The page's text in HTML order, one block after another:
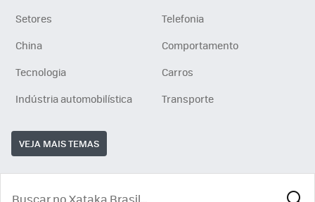
Setores
Telefonia
China
Comportamento
Tecnologia
Carros
Indústria automobilística
Transporte
VEJA MAIS TEMAS